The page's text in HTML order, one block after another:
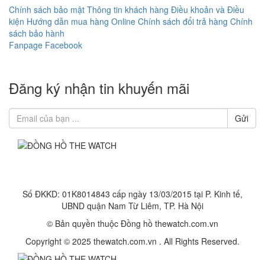
Chính sách bảo mật Thông tin khách hàng Điều khoản và Điều
kiện Hướng dẫn mua hàng Online Chính sách đổi trả hàng Chính
sách bảo hành
Fanpage Facebook
Đăng ký nhận tin khuyến mãi
Gửi
Số ĐKKD: 01K8014843 cấp ngày 13/03/2015 tại P. Kinh tế,
UBND quận Nam Từ Liêm, TP. Hà Nội
© Bản quyền thuộc Đồng hồ thewatch.com.vn
Copyright © 2025 thewatch.com.vn . All Rights Reserved.